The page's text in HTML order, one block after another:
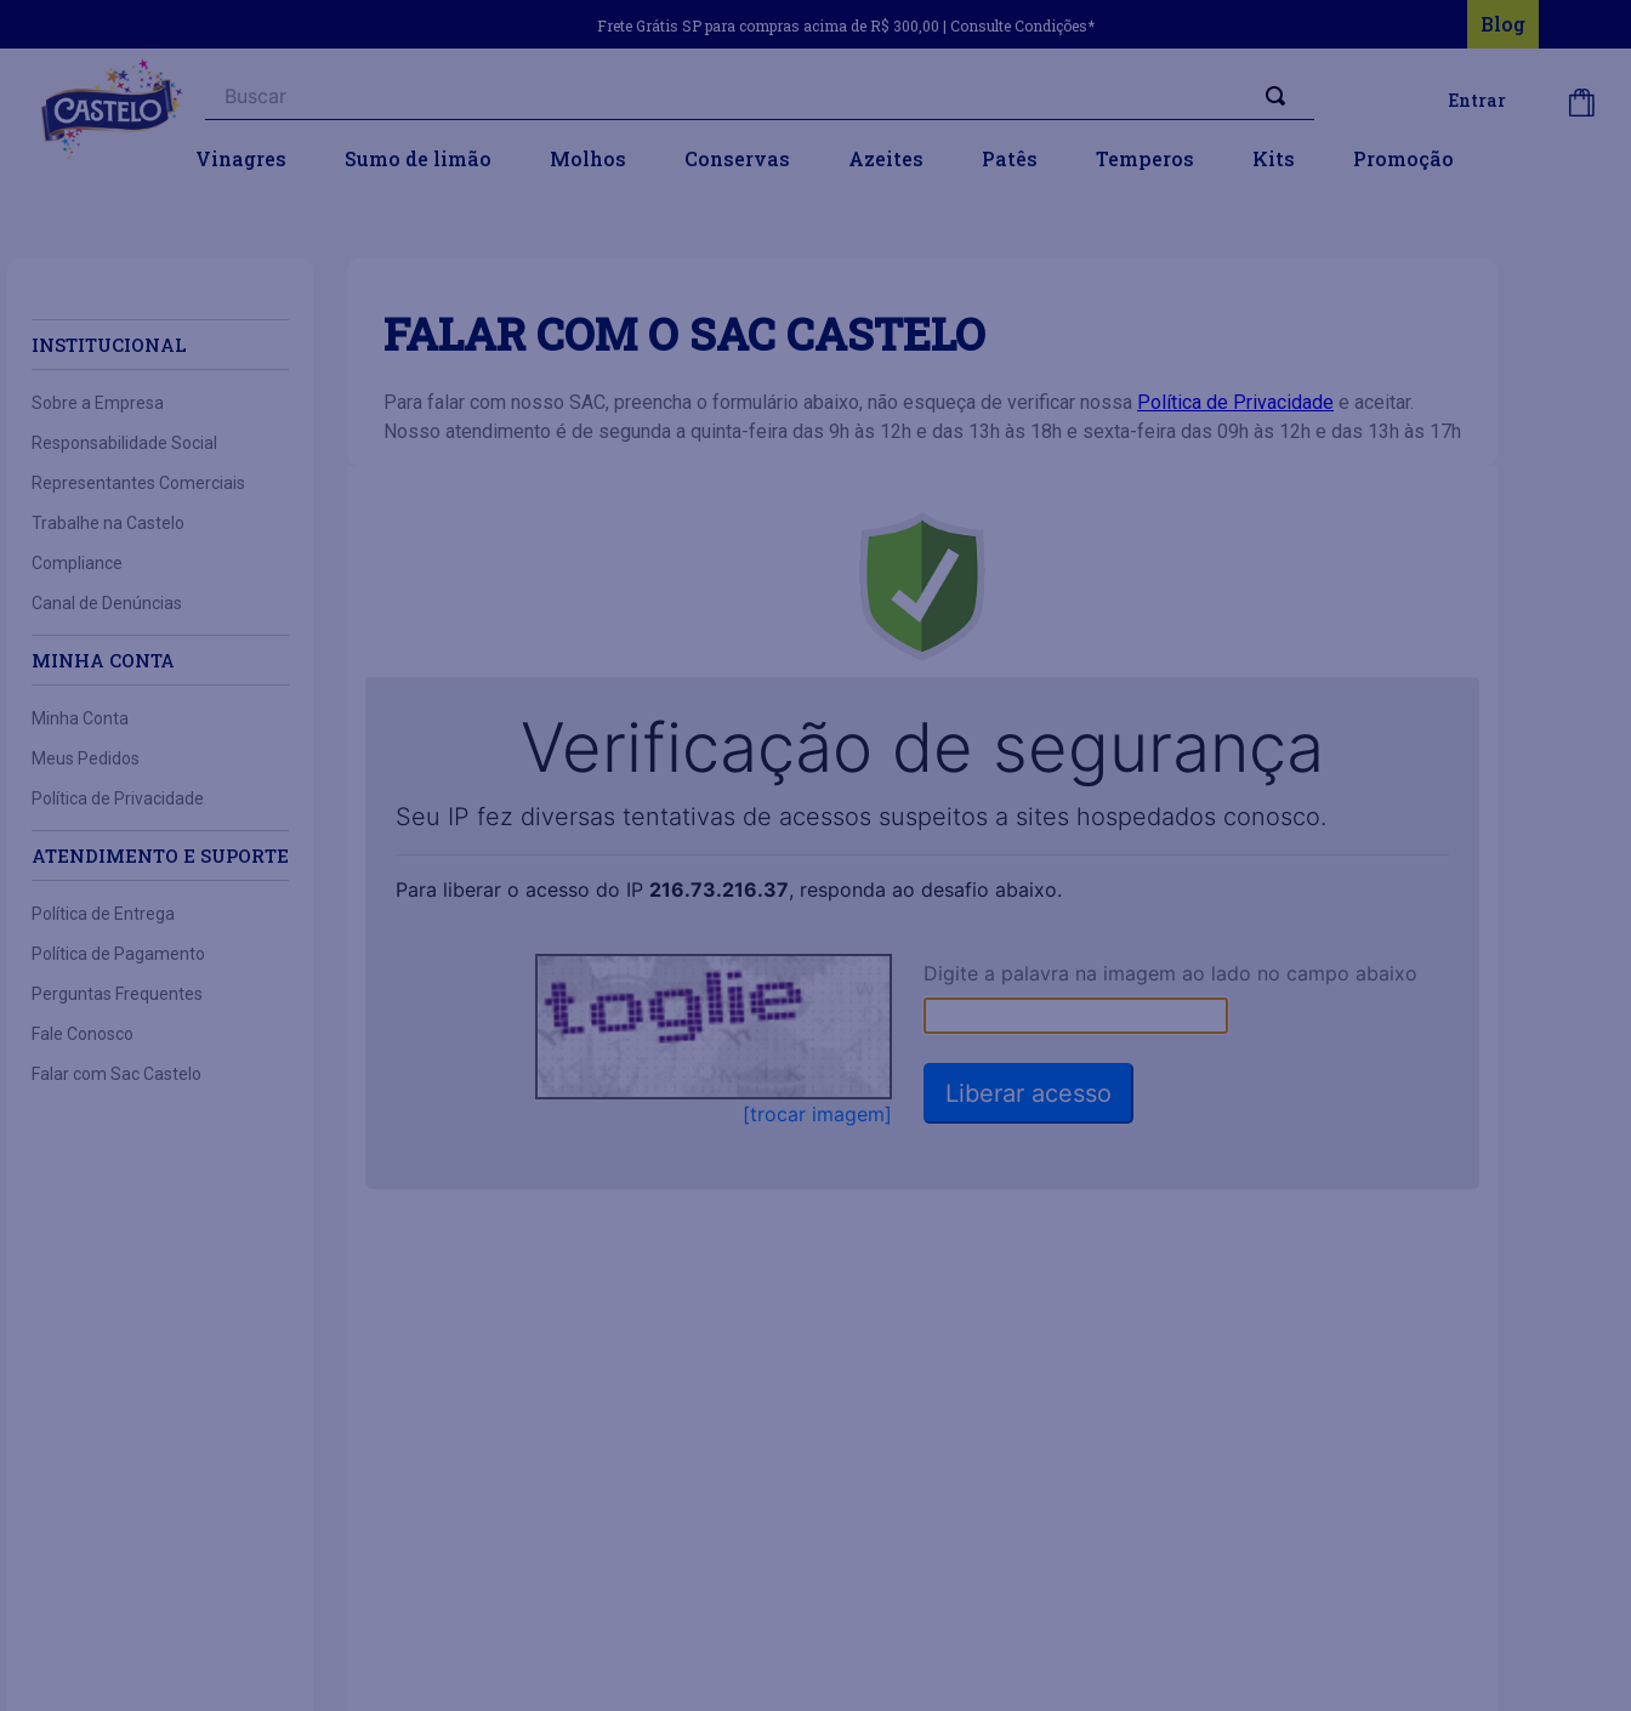
Frete Grátis SP para compras acima de R$ 300,00 | Consulte Condições* Blog
Buscar
Entrar
Vinagres Sumo de limão Molhos Conservas Azeites Patês Temperos Kits Promoção
INSTITUCIONAL
Sobre a Empresa
Responsabilidade Social
Representantes Comerciais
Trabalhe na Castelo
Compliance
Canal de Denúncias
MINHA CONTA
Minha Conta
Meus Pedidos
Política de Privacidade
ATENDIMENTO E SUPORTE
Política de Entrega
Política de Pagamento
Perguntas Frequentes
Fale Conosco
Falar com Sac Castelo
FALAR COM O SAC CASTELO
Para falar com nosso SAC, preencha o formulário abaixo, não esqueça de verificar nossa Política de Privacidade e aceitar.
Nosso atendimento é de segunda a quinta-feira das 9h às 12h e das 13h às 18h e sexta-feira das 09h às 12h e das 13h às 17h